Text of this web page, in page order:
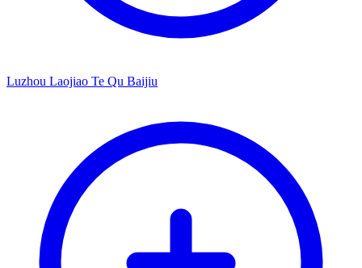
Luzhou Laojiao Te Qu Baijiu